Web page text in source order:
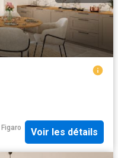
Figaro
Voir les détails